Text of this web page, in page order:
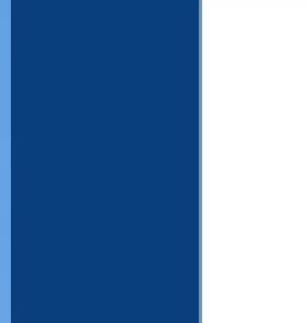
WinRAR, download